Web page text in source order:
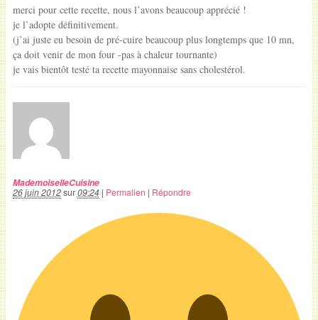
merci pour cette recette, nous l’avons beaucoup apprécié !
je l’adopte définitivement.
(j’ai juste eu besoin de pré-cuire beaucoup plus longtemps que 10 mn,
ça doit venir de mon four -pas à chaleur tournante)
je vais bientôt testé ta recette mayonnaise sans cholestérol.
MademoiselleCuisine
26 juin 2012sur09:24| Permalien | Répondre